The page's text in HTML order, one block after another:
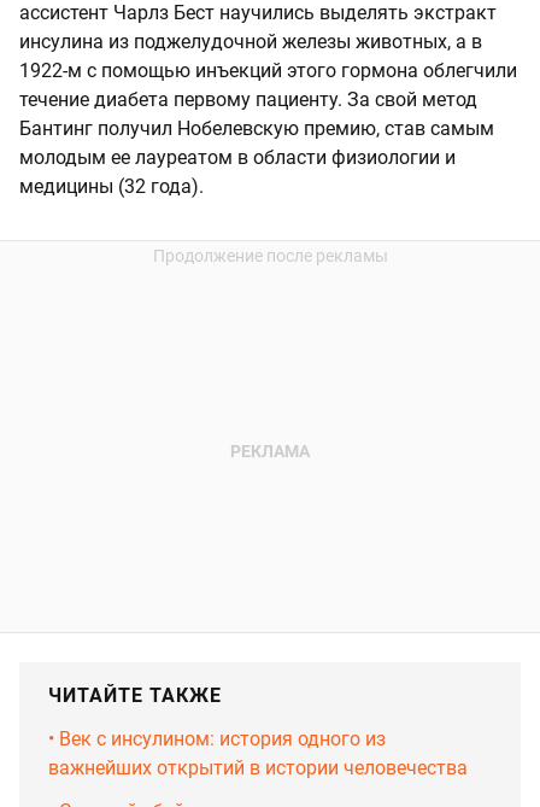
ассистент Чарлз Бест научились выделять экстракт
инсулина из поджелудочной железы животных, а в
1922-м с помощью инъекций этого гормона облегчили
течение диабета первому пациенту. За свой метод
Бантинг получил Нобелевскую премию, став самым
молодым ее лауреатом в области физиологии и
медицины (32 года).
ЧИТАЙТЕ ТАКЖЕ
•‎ Век с инсулином: история одного из
важнейших открытий в истории человечества